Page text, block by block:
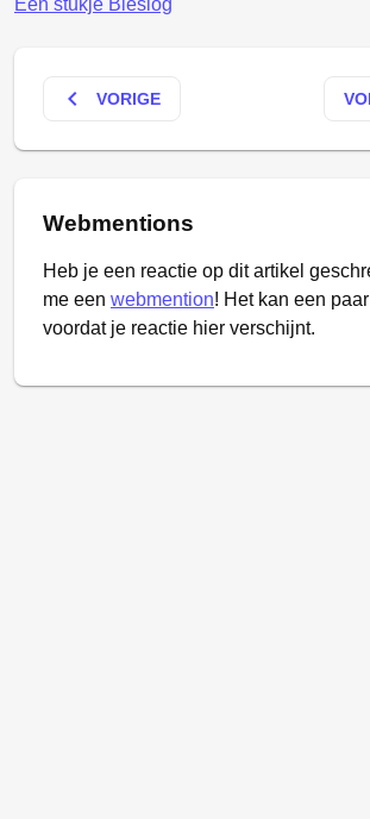
Een stukje Bieslog
keyboard_arrow_left VORIGE
Webmentions
Heb je een reactie op dit artikel
me een webmention! Het kan een
voordat je reactie hier verschijnt.